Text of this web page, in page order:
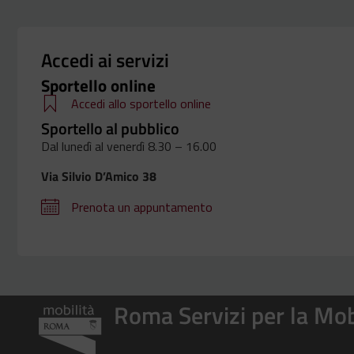
Accedi ai servizi
Sportello online
Accedi allo sportello online
Sportello al pubblico
Dal lunedì al venerdì 8.30 – 16.00
Via Silvio D’Amico 38
Prenota un appuntamento
Roma Servizi per la